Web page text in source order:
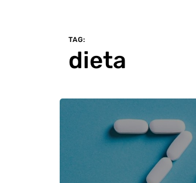
TAG:
dieta